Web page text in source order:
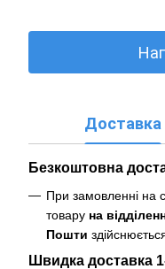
Доставка
Безкоштовна
При замовленні на
товару на
Пошти
Швидка доставка